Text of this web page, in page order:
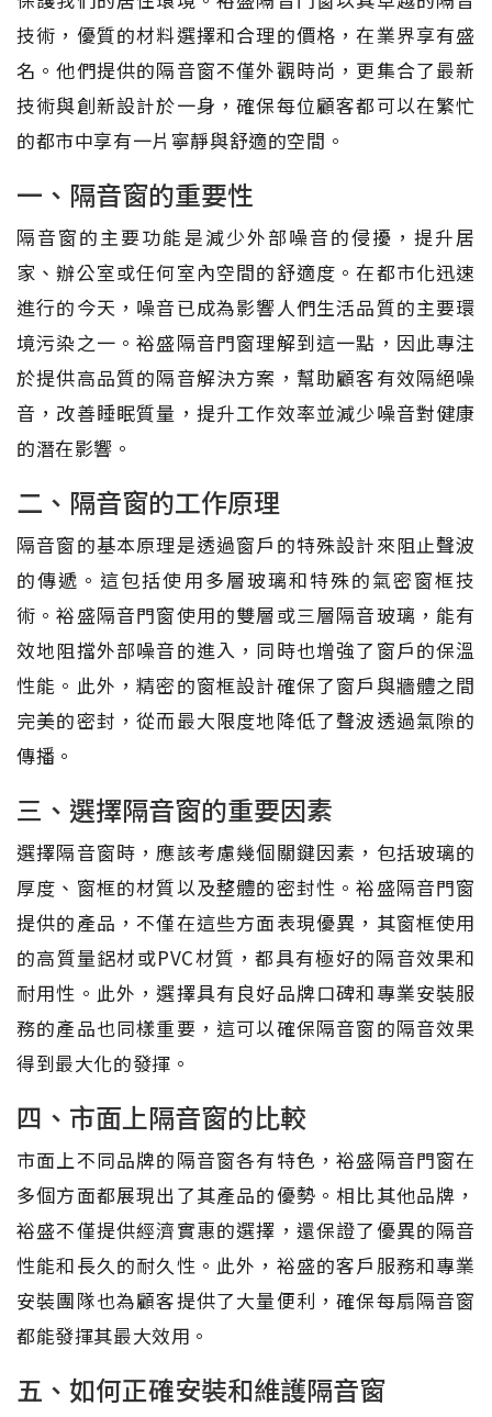
技術，優質的材料選擇和合理的價格，在業界享有盛
名。他們提供的隔音窗不僅外觀時尚，更集合了最新
技術與創新設計於一身，確保每位顧客都可以在繁忙
的都市中享有一片寧靜與舒適的空間。
一、隔音窗的重要性
隔音窗的主要功能是減少外部噪音的侵擾，提升居
家、辦公室或任何室內空間的舒適度。在都市化迅速
進行的今天，噪音已成為影響人們生活品質的主要環
境污染之一。裕盛隔音門窗理解到這一點，因此專注
於提供高品質的隔音解決方案，幫助顧客有效隔絕噪
音，改善睡眠質量，提升工作效率並減少噪音對健康
的潛在影響。
二、隔音窗的工作原理
隔音窗的基本原理是透過窗戶的特殊設計來阻止聲波
的傳遞。這包括使用多層玻璃和特殊的氣密窗框技
術。裕盛隔音門窗使用的雙層或三層隔音玻璃，能有
效地阻擋外部噪音的進入，同時也增強了窗戶的保溫
性能。此外，精密的窗框設計確保了窗戶與牆體之間
完美的密封，從而最大限度地降低了聲波透過氣隙的
傳播。
三、選擇隔音窗的重要因素
選擇隔音窗時，應該考慮幾個關鍵因素，包括玻璃的
厚度、窗框的材質以及整體的密封性。裕盛隔音門窗
提供的產品，不僅在這些方面表現優異，其窗框使用
的高質量鋁材或PVC材質，都具有極好的隔音效果和
耐用性。此外，選擇具有良好品牌口碑和專業安裝服
務的產品也同樣重要，這可以確保隔音窗的隔音效果
得到最大化的發揮。
四、市面上隔音窗的比較
市面上不同品牌的隔音窗各有特色，裕盛隔音門窗在
多個方面都展現出了其產品的優勢。相比其他品牌，
裕盛不僅提供經濟實惠的選擇，還保證了優異的隔音
性能和長久的耐久性。此外，裕盛的客戶服務和專業
安裝團隊也為顧客提供了大量便利，確保每扇隔音窗
都能發揮其最大效用。
五、如何正確安裝和維護隔音窗